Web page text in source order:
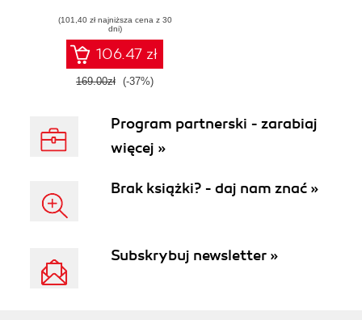
(101,40 zł najniższa cena z 30
dni)
106.47 zł
169.00zł (-37%)
Program partnerski - zarabiaj
więcej »
Brak książki? - daj nam znać »
Subskrybuj newsletter »